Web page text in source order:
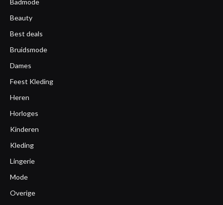
Badmode
Beauty
Best deals
Bruidsmode
Dames
Feest Kleding
Heren
Horloges
Kinderen
Kleding
Lingerie
Mode
Overige